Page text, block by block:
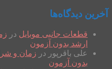
آخرین دیدگاه‌ها
قطعات جانبی موبایل در
ارشد بدون آزمون
علی باقرپور در زمان و
بدون آزمون